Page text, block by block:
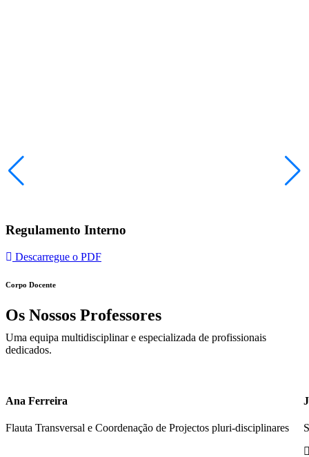
Regulamento Interno
Descarregue o PDF
Corpo Docente
Os Nossos Professores
Uma equipa multidisciplinar e especializada de profissionais
dedicados.
Ana Ferreira
Flauta Transversal e Coordenação de Projectos pluri-disciplinares